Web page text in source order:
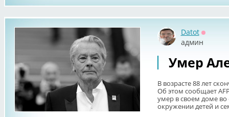
Datot
админ
Умер
В возрасте 88 лет
Об этом сообщает
умер в своем доме
окружении детей и